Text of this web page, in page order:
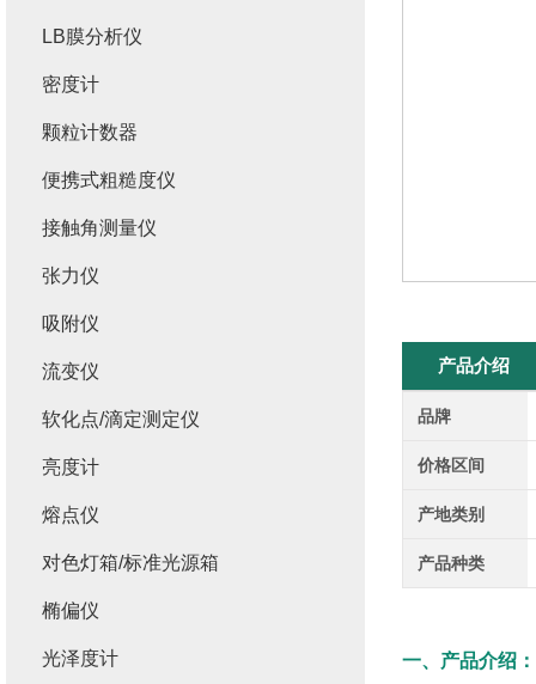
产品介绍
品牌
价格区间
产地类别
产品种类
一、产品介绍：
LB膜分析仪
密度计
颗粒计数器
便携式粗糙度仪
接触角测量仪
张力仪
吸附仪
流变仪
软化点/滴定测定仪
亮度计
熔点仪
对色灯箱/标准光源箱
椭偏仪
光泽度计